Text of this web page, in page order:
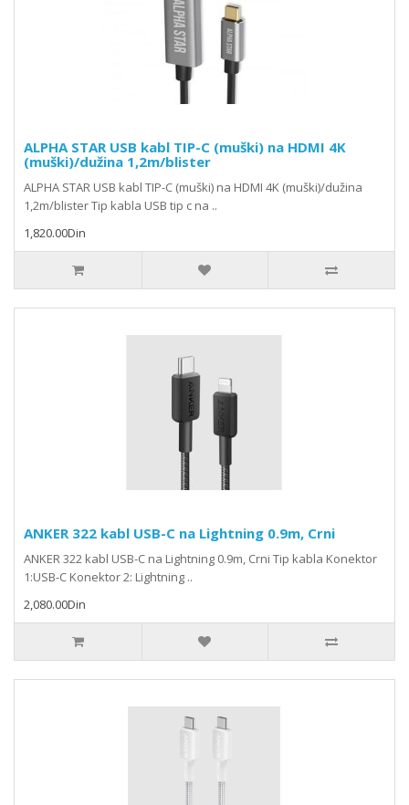
ALPHA STAR USB kabl TIP-C (muški) na HDMI 4K
(muški)/dužina 1,2m/blister
ALPHA STAR USB kabl TIP-C (muški) na HDMI 4K (muški)/dužina
1,2m/blister Tip kabla USB tip c na ..
1,820.00Din
ANKER 322 kabl USB-C na Lightning 0.9m, Crni
ANKER 322 kabl USB-C na Lightning 0.9m, Crni Tip kabla Konektor
1:USB-C Konektor 2: Lightning ..
2,080.00Din